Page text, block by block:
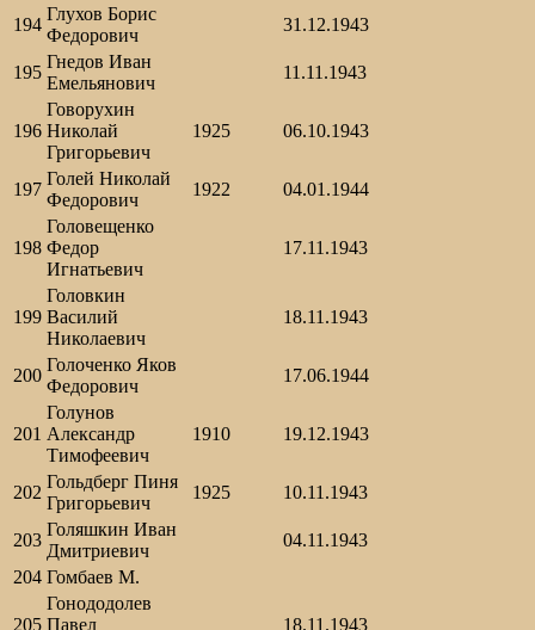
194
Глухов Борис
Федорович
31.12.1943
195
Гнедов Иван
Емельянович
11.11.1943
196
Говорухин
Николай
Григорьевич
1925 06.10.1943
197
Голей Николай
Федорович
1922 04.01.1944
198
Головещенко
Федор
Игнатьевич
17.11.1943
199
Головкин
Василий
Николаевич
18.11.1943
200
Голоченко Яков
Федорович
17.06.1944
201
Голунов
Александр
Тимофеевич
1910 19.12.1943
202
Гольдберг Пиня
Григорьевич
1925 10.11.1943
203
Голяшкин Иван
Дмитриевич
04.11.1943
204 Гомбаев М.
205
Гонододолев
Павел
18.11.1943